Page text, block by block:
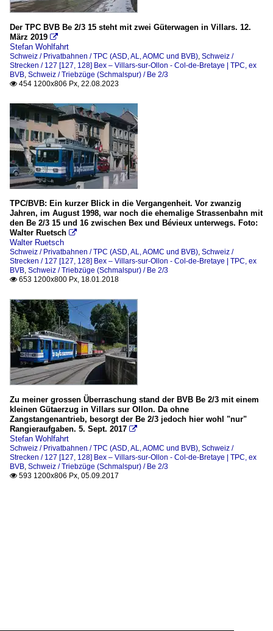
Der TPC BVB Be 2/3 15 steht mit zwei Güterwagen in Villars. 12.
März 2019 
Stefan Wohlfahrt
Schweiz / Privatbahnen / TPC (ASD, AL, AOMC und BVB), Schweiz /
Strecken / 127 [127, 128] Bex – Villars-sur-Ollon - Col-de-Bretaye | TPC, ex
BVB, Schweiz / Triebzüge (Schmalspur) / Be 2/3
 454 1200x806 Px, 22.08.2023
TPC/BVB: Ein kurzer Blick in die Vergangenheit. Vor zwanzig
Jahren, im August 1998, war noch die ehemalige Strassenbahn mit
den Be 2/3 15 und 16 zwischen Bex und Bévieux unterwegs. Foto:
Walter Ruetsch 
Walter Ruetsch
Schweiz / Privatbahnen / TPC (ASD, AL, AOMC und BVB), Schweiz /
Strecken / 127 [127, 128] Bex – Villars-sur-Ollon - Col-de-Bretaye | TPC, ex
BVB, Schweiz / Triebzüge (Schmalspur) / Be 2/3
 653 1200x800 Px, 18.01.2018
Zu meiner grossen Überraschung stand der BVB Be 2/3 mit einem
kleinen Gütaerzug in Villars sur Ollon. Da ohne
Zangstangenantrieb, besorgt der Be 2/3 jedoch hier wohl "nur"
Rangieraufgaben. 5. Sept. 2017 
Stefan Wohlfahrt
Schweiz / Privatbahnen / TPC (ASD, AL, AOMC und BVB), Schweiz /
Strecken / 127 [127, 128] Bex – Villars-sur-Ollon - Col-de-Bretaye | TPC, ex
BVB, Schweiz / Triebzüge (Schmalspur) / Be 2/3
 593 1200x806 Px, 05.09.2017